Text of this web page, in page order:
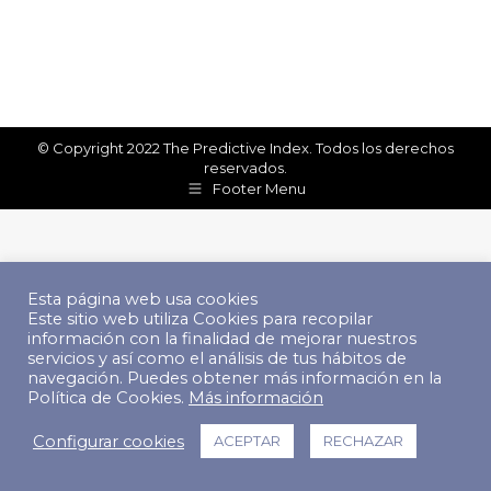
© Copyright 2022 The Predictive Index. Todos los derechos
reservados.
Footer Menu
Esta página web usa cookies
Este sitio web utiliza Cookies para recopilar
información con la finalidad de mejorar nuestros
servicios y así como el análisis de tus hábitos de
navegación. Puedes obtener más información en la
Política de Cookies. Más información
Configurar cookies ACEPTAR RECHAZAR